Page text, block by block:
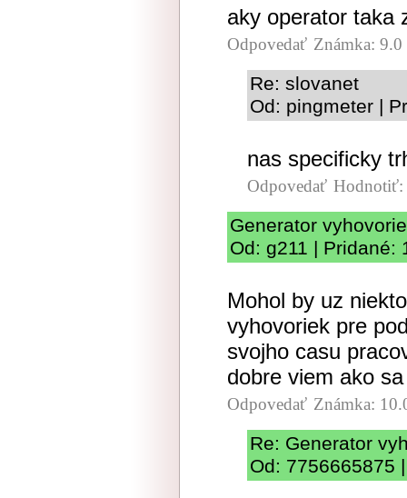
aky operator taka
Odpovedať Známka: 9.0
Re: slovanet
Od: pingmeter |
nas specificky
Odpovedať Hodnotiť:
Generator
Od: g211 | Pridané:
Mohol by uz
vyhovoriek pre
svojho casu
dobre viem ako
Odpovedať Známka:
Re: Generator
Od: 7756665875